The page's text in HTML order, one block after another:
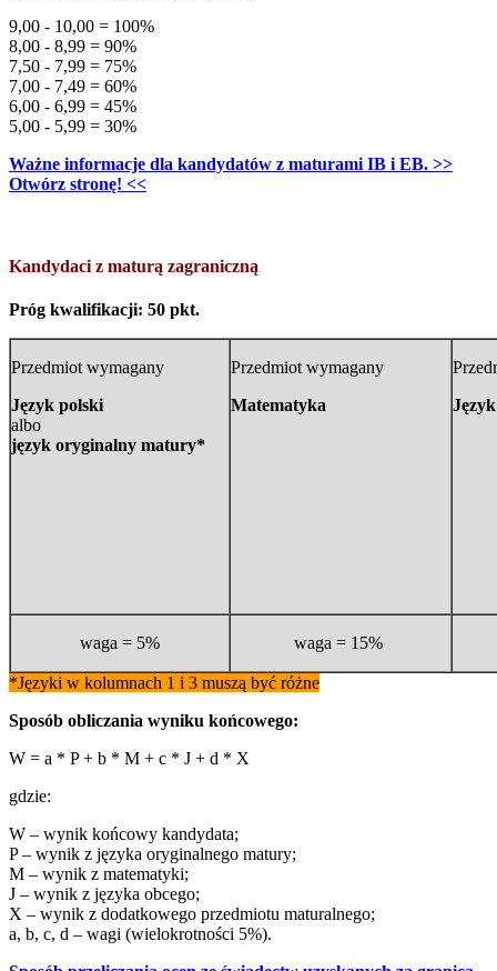
9,00 - 10,00 = 100%
8,00 - 8,99 = 90%
7,50 - 7,99 = 75%
7,00 - 7,49 = 60%
6,00 - 6,99 = 45%
5,00 - 5,99 = 30%
Ważne informacje dla kandydatów z maturami IB i EB. >>
Otwórz stronę! <<
Kandydaci z maturą zagraniczną
Próg kwalifikacji: 50 pkt.
Przedmiot wymagany
Język polski
albo
język oryginalny matury*
Przedmiot wymagany
Matematyka
waga = 5% waga = 15%
*Języki w kolumnach 1 i 3 muszą być różne
Sposób obliczania wyniku końcowego:
W = a * P + b * M + c * J + d * X
gdzie:
W – wynik końcowy kandydata;
P – wynik z języka oryginalnego matury;
M – wynik z matematyki;
J – wynik z języka obcego;
X – wynik z dodatkowego przedmiotu maturalnego;
a, b, c, d – wagi (wielokrotności 5%).